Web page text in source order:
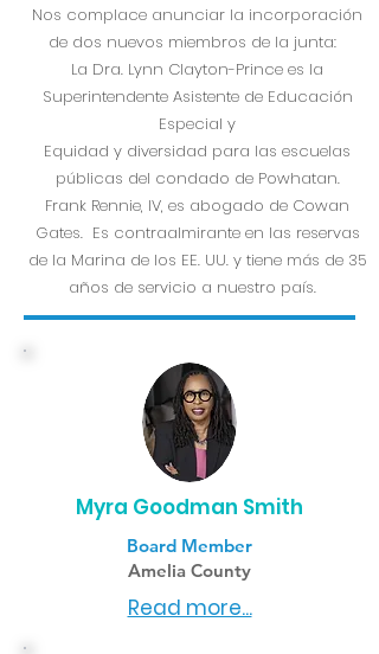
Nos complace anunciar la incorporación
de dos nuevos miembros de la junta:
La Dra. Lynn Clayton-Prince es la
Superintendente Asistente de Educación
Especial y
Equidad y diversidad para las escuelas
públicas del condado de Powhatan.
Frank Rennie, IV, es abogado de Cowan
Gates. Es contraalmirante en las reservas
de la Marina de los EE. UU. y tiene más de 35
años de servicio a nuestro país.
Myra Goodman Smith
Board Member
Amelia County
Read more...